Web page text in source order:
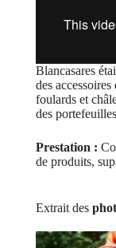
Blancasares
des
foulards et
des
Prestation :
de produits,
Extrait des